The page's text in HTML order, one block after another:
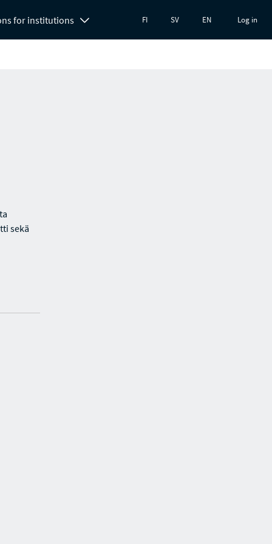
for institutions FI SV EN Log in
sekä